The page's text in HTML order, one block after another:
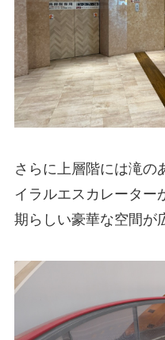
さらに上層階には滝の
イラルエスカレーター
期らしい豪華な空間が